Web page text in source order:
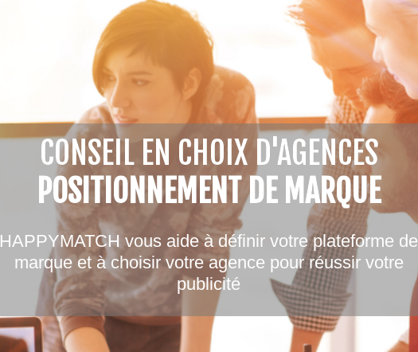
CONSEIL EN CHOIX D'AGENCES
POSITIONNEMENT DE MARQUE
HAPPYMATCH vous aide à définir votre plateforme de
marque et à choisir votre agence pour réussir votre
publicité